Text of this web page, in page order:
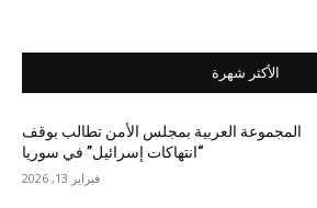
الأكثر شهرة
المجموعة العربية بمجلس الأمن تطالب بوقف
“انتهاكات إسرائيل” في سوريا
فبراير 13, 2026